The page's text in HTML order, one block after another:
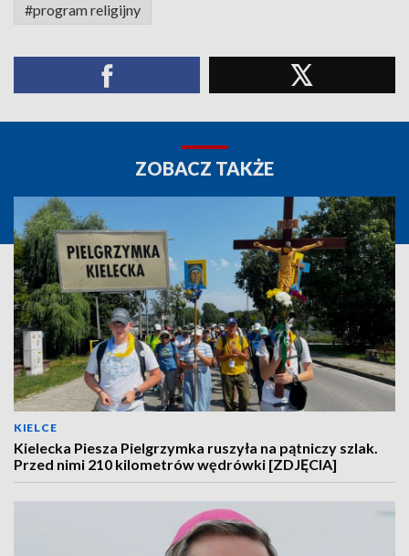
#program religijny
ZOBACZ TAKŻE
KIELCE
Kielecka Piesza Pielgrzymka ruszyła na pątniczy szlak.
Przed nimi 210 kilometrów wędrówki [ZDJĘCIA]